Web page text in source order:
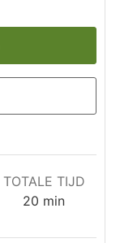
TOTALE TIJD
20 minuten
min